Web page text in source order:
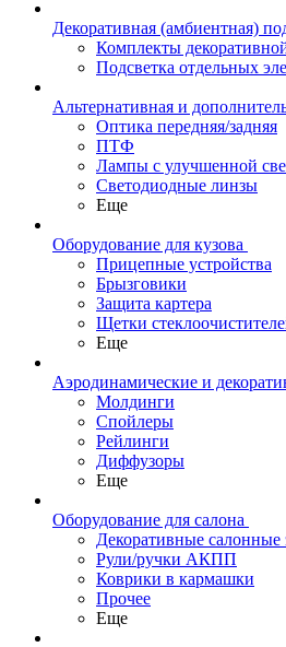
Декоративная (амбиентная)
Комплекты
Подсветка отдельных
Альтернативная и
Оптика передняя/задняя
ПТФ
Лампы с улучшенной
Светодиодные линзы
Еще
Оборудование для кузова
Прицепные устройства
Брызговики
Защита картера
Щетки
Еще
Аэродинамические и
Молдинги
Спойлеры
Рейлинги
Диффузоры
Еще
Оборудование для салона
Декоративные салонные
Рули/ручки АКПП
Коврики в кармашки
Прочее
Еще